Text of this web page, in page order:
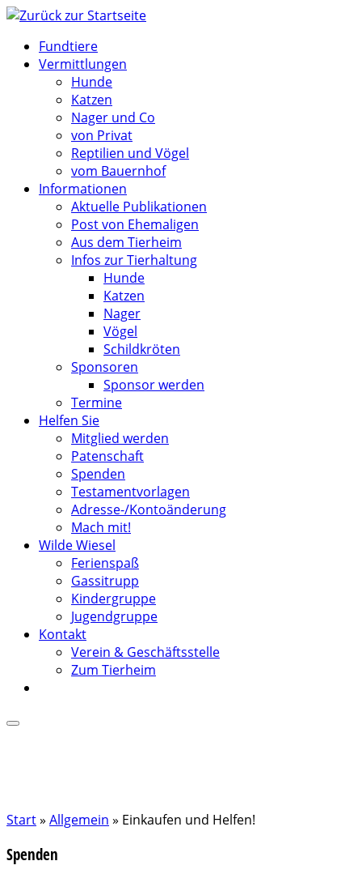
Zum
springenFundtiere
Vermittlungen
Hunde
Katzen
Nager und Co
von Privat
Reptilien und Vögel
vom Bauernhof
Informationen
Aktuelle Publikationen
Post von Ehemaligen
Aus dem Tierheim
Infos zur Tierhaltung
Hunde
Katzen
Nager
Vögel
Schildkröten
Sponsoren
Sponsor werden
Termine
Helfen Sie
Mitglied werden
Patenschaft
Spenden
Testamentvorlagen
Adresse-/Kontoänderung
Mach mit!
Wilde Wiesel
Ferienspaß
Gassitrupp
Kindergruppe
Jugendgruppe
Kontakt
Verein & Geschäftsstelle
Zum Tierheim
Start» Allgemein » Einkaufen und Helfen!
Spenden